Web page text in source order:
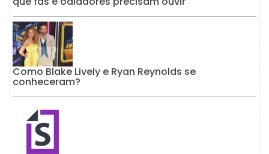
Como Blake Lively e Ryan Reynolds se
conheceram?